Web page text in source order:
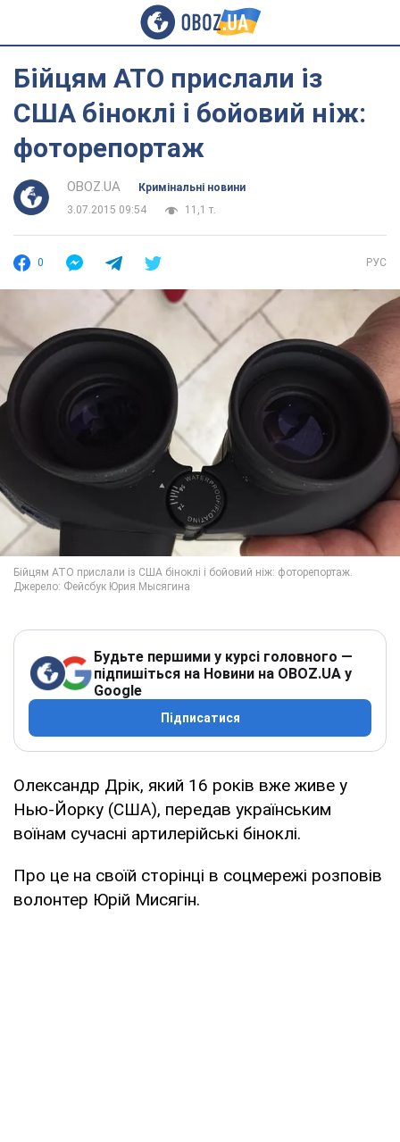
Бійцям АТО прислали із
США біноклі і бойовий ніж:
фоторепортаж
OBOZ.UA
Кримінальні новини
3.07.2015 09:54
11,1 т.
0 РУС
Будьте першими у курсі головного —
підпишіться на Новини на OBOZ.UA у
Google
Підписатися
Олександр Дрік, який 16 років вже живе у
Нью-Йорку (США), передав українським
воїнам сучасні артилерійські біноклі.
Про це на своїй сторінці в соцмережі розповів
волонтер Юрій Мисягін.